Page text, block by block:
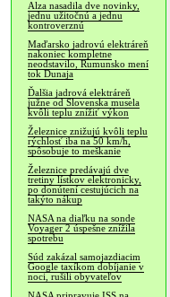
Alza nasadila dve novinky,
jednu užitočnú a jednu
kontroverznú
Maďarsko jadrovú elektráreň
nakoniec kompletne
neodstavilo, Rumunsko mení
tok Dunaja
Ďalšia jadrová elektráreň
južne od Slovenska musela
kvôli teplu znížiť výkon
Železnice znižujú kvôli teplu
rýchlosť iba na 50 km/h,
spôsobuje to meškanie
Železnice predávajú dve
tretiny lístkov elektronicky,
po donútení cestujúcich na
takýto nákup
NASA na diaľku na sonde
Voyager 2 úspešne znížila
spotrebu
Súd zakázal samojazdiacim
Google taxíkom dobíjanie v
noci, rušili obyvateľov